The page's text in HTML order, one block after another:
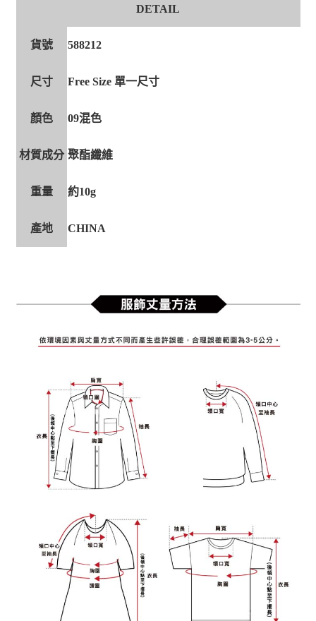
DETAIL
貨號 588212
尺寸 Free Size 單一尺寸
顏色 09混色
材質成分 聚酯纖維
重量 約10g
產地 CHINA